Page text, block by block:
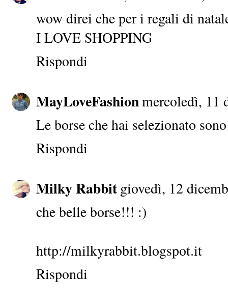
wow direi che per i regali di
I LOVE SHOPPING
Rispondi
MayLoveFashionmercoledì, 11
Le borse che hai selezionato
Rispondi
Milky Rabbit giovedì, 12
che belle borse!!! :)
http://milkyrabbit.blogspot.it
Rispondi